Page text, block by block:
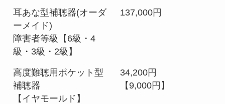
耳あな型補聴器(オーダ
ーメイド)
障害者等級【6級・4
級・3級・2級】
137,000円
高度難聴用ポケット型
補聴器
【イヤモールド】
34,200円
【9,000円】